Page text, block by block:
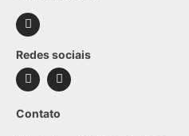
Redes sociais
Contato